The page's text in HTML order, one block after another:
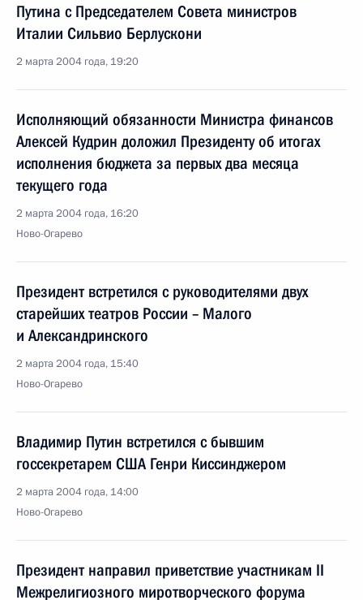
Путина с Председателем Совета министров
Италии Сильвио Берлускони
2 марта 2004 года, 19:20
Исполняющий обязанности Министра финансов
Алексей Кудрин доложил Президенту об итогах
исполнения бюджета за первых два месяца
текущего года
2 марта 2004 года, 16:20
Ново-Огарево
Президент встретился с руководителями двух
старейших театров России – Малого
и Александринского
2 марта 2004 года, 15:40
Ново-Огарево
Владимир Путин встретился с бывшим
госсекретарем США Генри Киссинджером
2 марта 2004 года, 14:00
Ново-Огарево
Президент направил приветствие участникам II
Межрелигиозного миротворческого форума